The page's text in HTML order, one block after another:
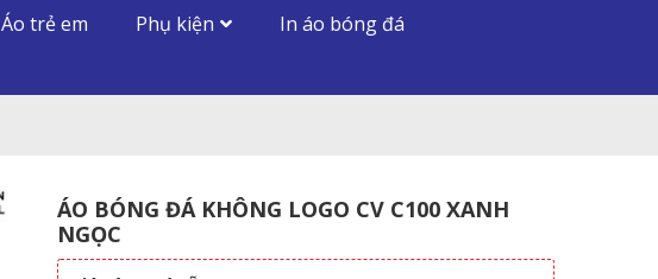
Áo trẻ em Phụ kiện
In áo bóng đá
ÁO BÓNG ĐÁ KHÔNG LOGO CV C100 XANH
NGỌC